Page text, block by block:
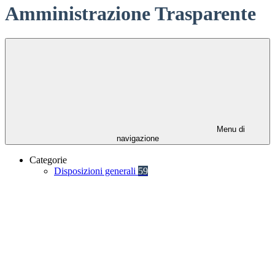
Amministrazione Trasparente
Menu di
navigazione
Categorie
Disposizioni generali 59